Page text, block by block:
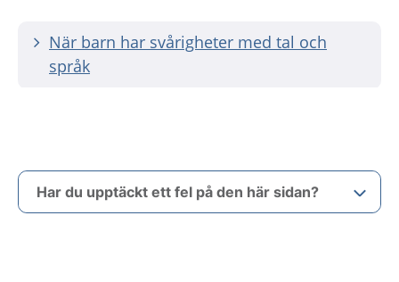
När barn har svårigheter med tal och
språk
Har du upptäckt ett fel på den här sidan?